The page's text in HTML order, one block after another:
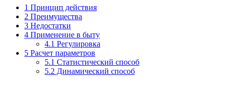
1 Принцип действия
2 Преимущества
3 Недостатки
4 Применение в быту
4.1 Регулировка
5 Расчет параметров
5.1 Статистический способ
5.2 Динамический способ